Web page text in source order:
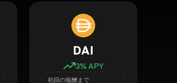
DAI
3% APY
初回の報酬まで